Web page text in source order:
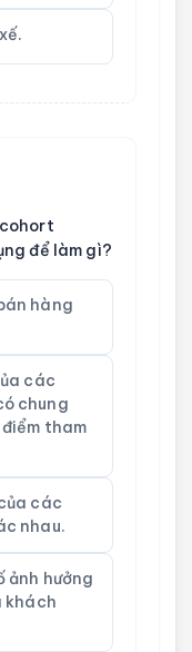
để làm gì?
hàng
các
chung
tham
các
nhau.
ảnh hưởng
khách